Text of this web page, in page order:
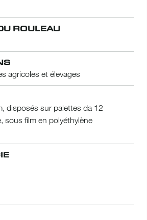
ROULEAU
agricoles et élevages
disposés sur palettes da 12
sous film en polyéthylène